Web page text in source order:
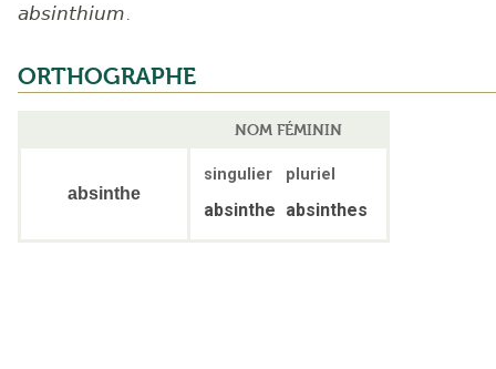
absinthium.
ORTHOGRAPHE
NOM FÉMININ
absinthe
singulier pluriel
absinthe absinthes